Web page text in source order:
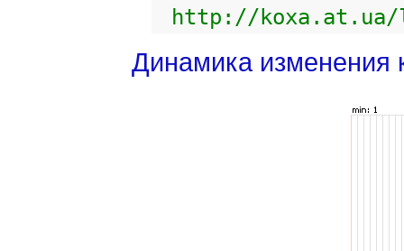
http://koxa.at.ua/
Динамика изменения